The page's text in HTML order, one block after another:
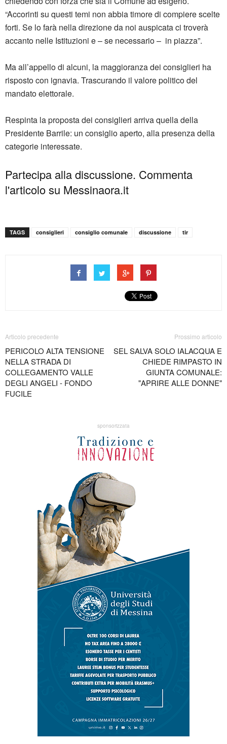
“Accorinti su questi temi non abbia timore di compiere scelte
forti. Se lo farà nella direzione da noi auspicata ci troverà
accanto nelle Istituzioni e – se necessario – in piazza”.
Ma all’appello di alcuni, la maggioranza dei consiglieri ha
risposto con ignavia. Trascurando il valore politico del
mandato elettorale.
Respinta la proposta dei consiglieri arriva quella della
Presidente Barrile: un consiglio aperto, alla presenza della
categorie interessate.
Partecipa alla discussione. Commenta
l'articolo su Messinaora.it
TAGS consiglieri consiglio comunale discussione tir
Articolo precedente
PERICOLO ALTA TENSIONE
NELLA STRADA DI
COLLEGAMENTO VALLE
DEGLI ANGELI - FONDO
FUCILE
Prossimo articolo
SEL SALVA SOLO IALACQUA E
CHIEDE RIMPASTO IN
GIUNTA COMUNALE:
"APRIRE ALLE DONNE"
sponsorizzata